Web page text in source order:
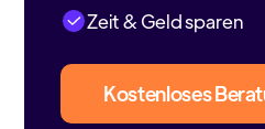
Zeit & Geld sparen
Kostenloses